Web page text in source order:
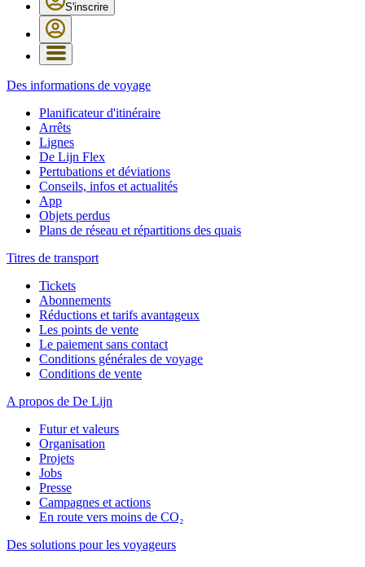
S'inscrire
Des informations de voyage
Planificateur d'itinéraire
Arrêts
Lignes
De Lijn Flex
Pertubations et déviations
Conseils, infos et actualités
App
Objets perdus
Plans de réseau et répartitions des quais
Titres de transport
Tickets
Abonnements
Réductions et tarifs avantageux
Les points de vente
Le paiement sans contact
Conditions générales de voyage
Conditions de vente
A propos de De Lijn
Futur et valeurs
Organisation
Projets
Jobs
Presse
Campagnes et actions
En route vers moins de CO₂
Des solutions pour les voyageurs